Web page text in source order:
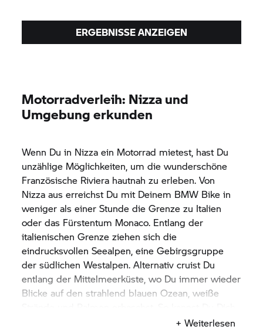
ERGEBNISSE ANZEIGEN
Motorradverleih: Nizza und
Umgebung erkunden
Wenn Du in Nizza ein Motorrad mietest, hast Du
unzählige Möglichkeiten, um die wunderschöne
Französische Riviera hautnah zu erleben. Von
Nizza aus erreichst Du mit Deinem BMW Bike in
weniger als einer Stunde die Grenze zu Italien
oder das Fürstentum Monaco. Entlang der
italienischen Grenze ziehen sich die
eindrucksvollen Seealpen, eine Gebirgsgruppe
der südlichen Westalpen. Alternativ cruist Du
entlang der Mittelmeerküste, wo Du immer wieder
Blicke auf den strahlend blauen Ozean, weiße
auf die Spuren der
+ Weiterlesen